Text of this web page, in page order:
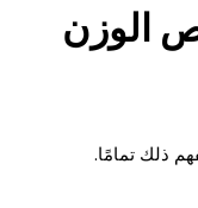
الوزن
ذلك تمامًا.